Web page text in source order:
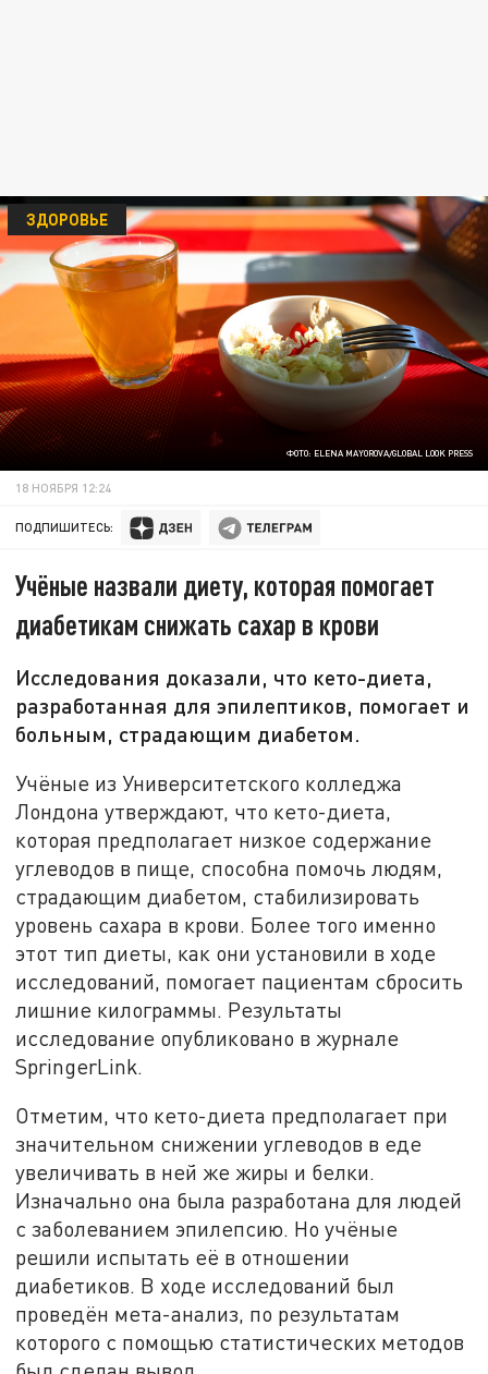
ФОТО: ELENA MAYOROVA/GLOBAL LOOK PRESS
ЗДОРОВЬЕ
18 НОЯБРЯ 12:24
ПОДПИШИТЕСЬ:
Учёные назвали диету, которая помогает
диабетикам снижать сахар в крови
Исследования доказали, что кето-диета,
разработанная для эпилептиков, помогает и
больным, страдающим диабетом.
Учёные из Университетского колледжа
Лондона утверждают, что кето-диета,
которая предполагает низкое содержание
углеводов в пище, способна помочь людям,
страдающим диабетом, стабилизировать
уровень сахара в крови. Более того именно
этот тип диеты, как они установили в ходе
исследований, помогает пациентам сбросить
лишние килограммы. Результаты
исследование опубликовано в журнале
SpringerLink.
Отметим, что кето-диета предполагает при
значительном снижении углеводов в еде
увеличивать в ней же жиры и белки.
Изначально она была разработана для людей
с заболеванием эпилепсию. Но учёные
решили испытать её в отношении
диабетиков. В ходе исследований был
проведён мета-анализ, по результатам
которого с помощью статистических методов